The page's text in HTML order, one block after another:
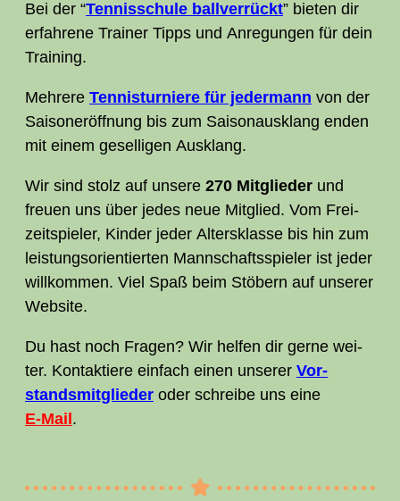
Bei der “Ten­nis­schu­le ball­ver­rückt” bie­ten dir
erfah­re­ne Trai­ner Tipps und Anre­gun­gen für dein
Training.
Meh­re­re Ten­nis­tur­nie­re für jeder­mann von der
Sai­son­er­öff­nung bis zum Sai­son­aus­klang enden
mit einem gesel­li­gen Ausklang.
Wir sind stolz auf unse­re 270 Mit­glieder und
freu­en uns über jedes neue Mit­glied. Vom Frei­
zeit­spie­ler, Kin­der jeder Alters­klas­se bis hin zum
leis­tungs­ori­en­tier­ten Mann­schafts­spie­ler ist jeder
will­kom­men. Viel Spaß beim Stö­bern auf unse­rer
Website.
Du hast noch Fra­gen? Wir hel­fen dir ger­ne wei­
ter. Kon­tak­tie­re ein­fach einen unse­rer Vor­
stands­mit­glie­der oder schrei­be uns eine
E‑Mail .